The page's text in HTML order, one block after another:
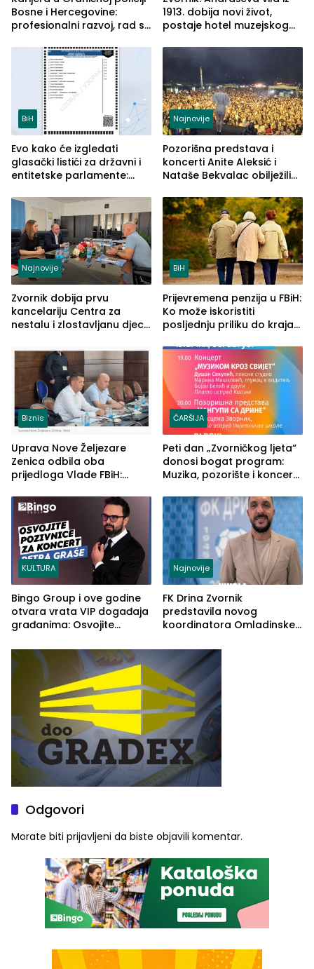
Bosne i Hercegovine:
profesionalni razvoj, rad sa
služba građanima
1913. dobija novi život,
postaje hotel muzejskog
BiH
Evo kako će izgledati
glasački listići za državni i
entitetske parlamente:
vidljive na njima
Najnovije
Pozorišna predstava i
koncerti Anite Aleksić i
Nataše Bekvalac obilježili
ljeta (FOTO)
Najnovije
Zvornik dobija prvu
kancelariju Centra za
nestalu i zlostavljanu djecu
BiH
Prijevremena penzija u FBiH:
Ko može iskoristiti
posljednju priliku do kraja
Biznis
Uprava Nove Željezare
Zenica odbila oba
prijedloga Vlade FBiH:
rješenje
ČARŠIJA
Peti dan „Zvorničkog ljeta“
donosi bogat program:
Muzika, pozorište i koncert
KULTURA
Bingo Group i ove godine
otvara vrata VIP događaja
građanima: Osvojite
Graše
Najnovije
FK Drina Zvornik
predstavila novog
koordinatora Omladinske
Odgovori
Morate biti prijavljeni da biste objavili komentar.